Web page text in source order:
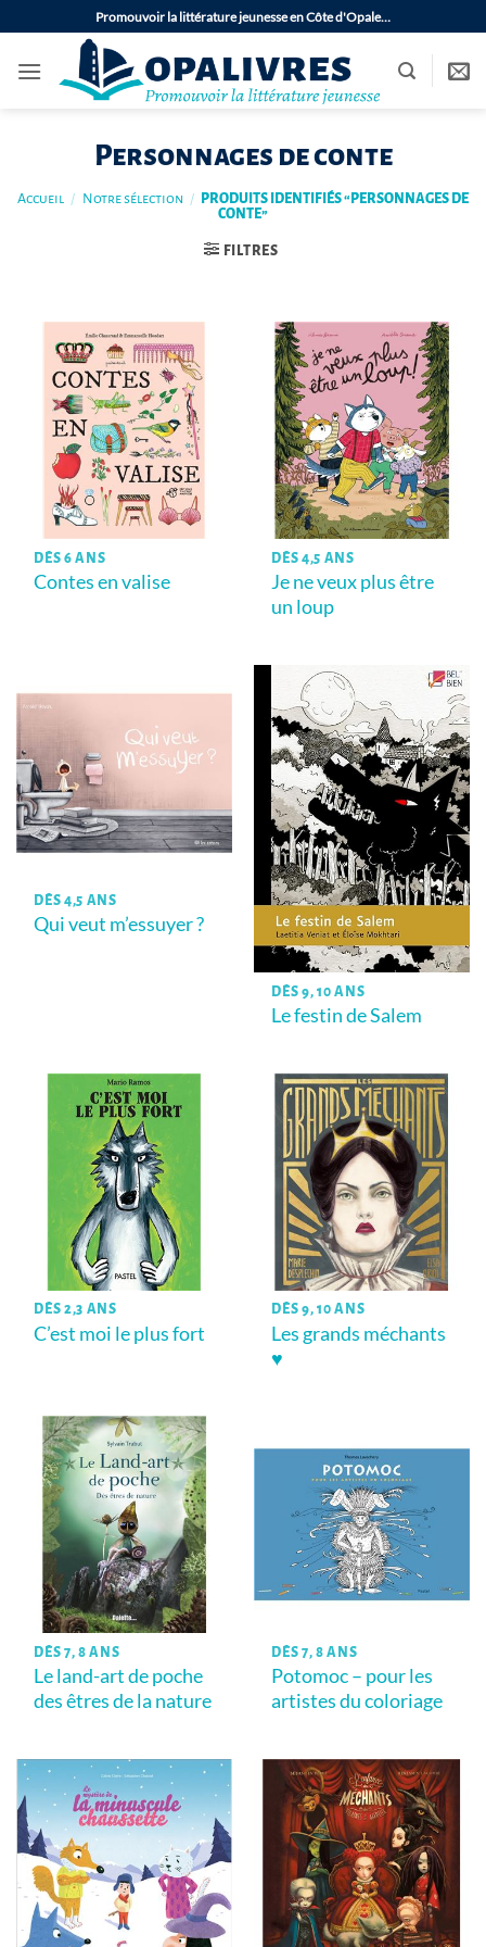
au
contenu
Promouvoir la littérature jeunesse en Côte d'Opale…
Personnages de conte
Accueil / Notre sélection /
PRODUITS IDENTIFIÉS “PERSONNAGES DE
CONTE”
FILTRES
DÈS 6 ANS
Contes en valise
DÈS 4,5 ANS
Je ne veux plus être
un loup
DÈS 4,5 ANS
Qui veut m’essuyer ?
DÈS 9, 10 ANS
Le festin de Salem
DÈS 2,3 ANS
C’est moi le plus fort
DÈS 9, 10 ANS
Les grands méchants
♥
DÈS 7, 8 ANS
Le land-art de poche
des êtres de la nature
DÈS 7, 8 ANS
Potomoc – pour les
artistes du coloriage